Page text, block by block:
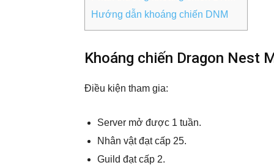
Hướng dẫn khoáng chiến DNM
Khoáng chiến Dragon Nest
Điều kiện tham gia:
Server mở được 1 tuần.
Nhân vật đạt cấp 25.
Guild đạt cấp 2.